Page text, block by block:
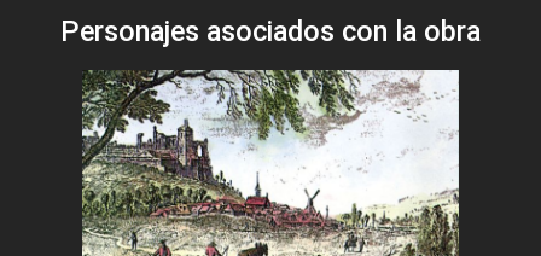
Personajes asociados con la obra